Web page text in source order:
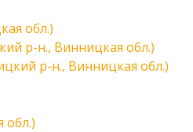
обл.)
р-н., Винницкая обл.)
р-н., Винницкая обл.)
обл.)